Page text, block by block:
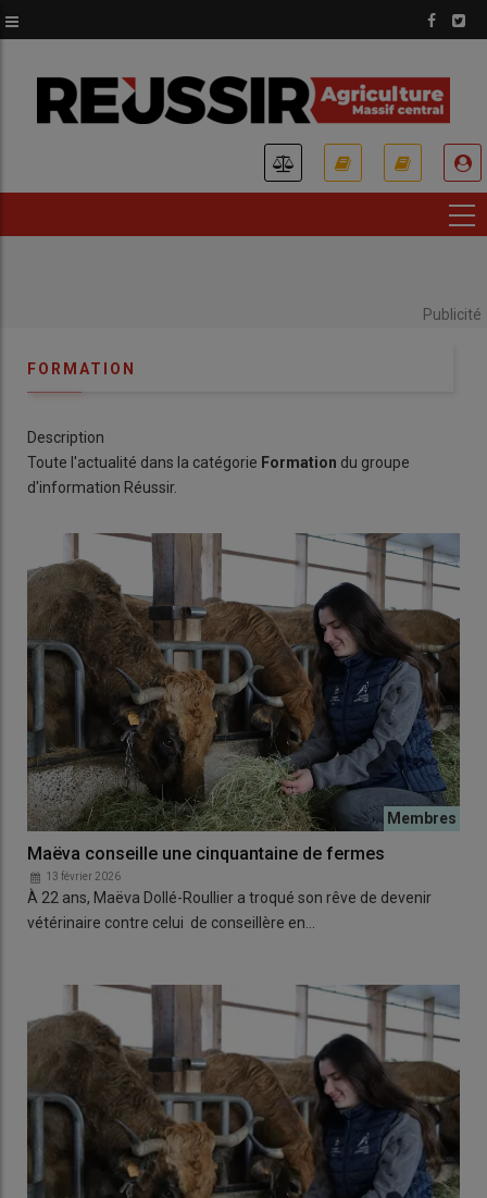
au
principal
Publicité
FORMATION
Description
Toute l'actualité dans la catégorie Formation du groupe
d'information Réussir.
Maëva conseille une cinquantaine de fermes
13 février 2026
À 22 ans, Maëva Dollé-Roullier a troqué son rêve de devenir
vétérinaire contre celui de conseillère en…